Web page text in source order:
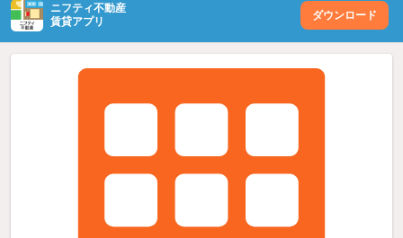
ニフティ不動産
賃貸アプリ
ダウンロード